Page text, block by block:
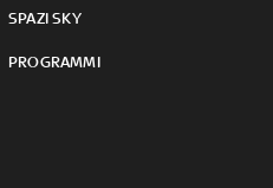
SPAZI SKY
PROGRAMMI